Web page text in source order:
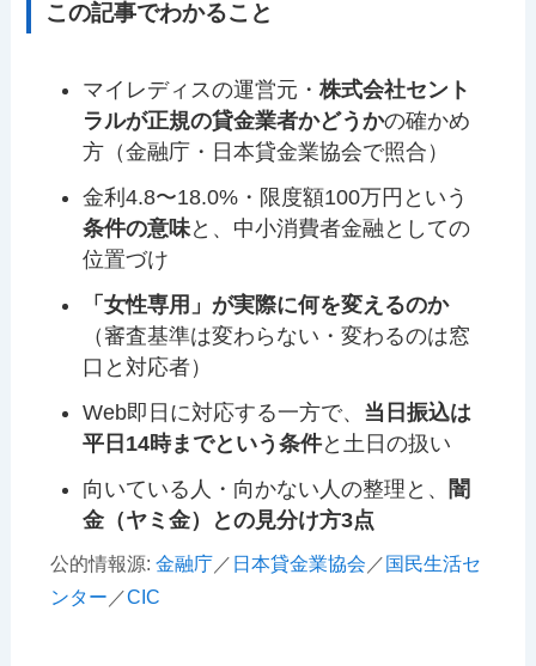
この記事でわかること
マイレディスの運営元・株式会社セント
ラルが正規の貸金業者かどうかの確かめ
方（金融庁・日本貸金業協会で照合）
金利4.8〜18.0%・限度額100万円という
条件の意味と、中小消費者金融としての
位置づけ
「女性専用」が実際に何を変えるのか
（審査基準は変わらない・変わるのは窓
口と対応者）
Web即日に対応する一方で、 当日振込は
平日14時までという条件と土日の扱い
向いている人・向かない人の整理と、 闇
金（ヤミ金）との見分け方3点
公的情報源:金融庁 ／ 日本貸金業協会 ／ 国民生活セ
ンター ／CIC